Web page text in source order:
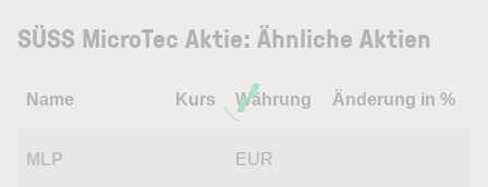
SÜSS MicroTec Aktie: Ähnliche Aktien
Name Kurs Währung Änderung in %
MLP EUR